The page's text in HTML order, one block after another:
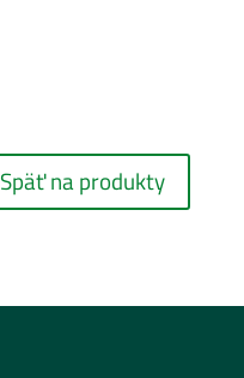
Späť na produkty